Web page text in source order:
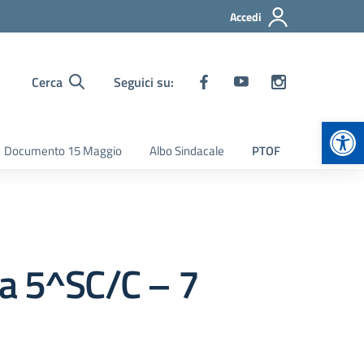
Accedi
Cerca Seguici su:
Documento 15 Maggio Albo Sindacale PTOF
5^SC/C – 7